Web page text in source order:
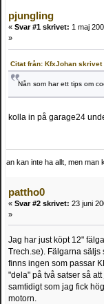
pjungling
« Svar #1 skrivet: 1 maj
»
Citat från: KfxJohan
Nån som har ett tips om
kolla in på garage24
an kan inte ha allt, men man
pattho0
« Svar #2 skrivet: 23 juni
»
Jag har just köpt 12"
Trech.se). Fälgarna säljs
finns ingen som passar
"dela" på två satser så
samtidigt som jag fick
motorn.